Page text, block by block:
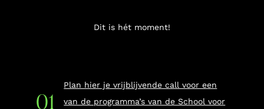
Dit is hét moment!
Plan hier je vrijblijvende call voor een
van de programma’s van de School voor